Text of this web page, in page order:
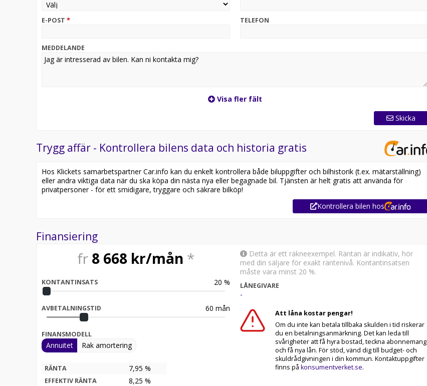
E-POST * TELEFON
MEDDELANDE
Visa fler fält
Skicka
Trygg affär - Kontrollera bilens data och historia gratis
Hos Klickets samarbetspartner Car.info kan du enkelt kontrollera både biluppgifter och bilhistorik (t.ex. mätarställning)
eller andra viktiga data när du ska köpa din nästa nya eller begagnade bil. Tjänsten är helt gratis att använda för
privatpersoner - för ett smidigare, tryggare och säkrare bilköp!
Kontrollera bilen hos
Finansiering
fr 8 668kr/mån *
KONTANTINSATS 20 %
AVBETALNINGSTID 60 mån
FINANSMODELL
Annuitet Rak amortering
RÄNTA 7,95 %
EFFEKTIV RÄNTA 8,25 %
Detta är ett räkneexempel. Räntan är indikativ, hör
med din säljare för exakt räntenivå. Kontantinsatsen
måste vara minst 20 %.
LÅNEGIVARE
-
Att låna kostar pengar!
Om du inte kan betala tillbaka skulden i tid riskerar
du en betalningsanmärkning. Det kan leda till
svårigheter att få hyra bostad, teckna abonnemang
och få nya lån. För stöd, vänd dig till budget- och
skuldrådgivningen i din kommun. Kontaktuppgifter
finns på konsumentverket.se.